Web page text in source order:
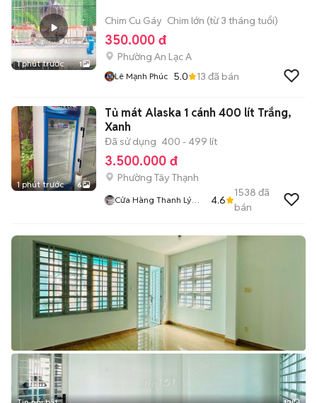
1 phút trước 1
Chim Cu Gáy Chim lớn (từ 3 tháng tuổi)
350.000 đ
Phường An Lạc A
Lê Mạnh Phúc 5.0 13 đã bán
1 phút trước 6
Tủ mát Alaska 1 cánh 400 lít Trắng,
Xanh
Đã sử dụng 400 - 499 lít
3.500.000 đ
Phường Tây Thạnh
Cửa Hàng Thanh Lý
4.6
1538 đã
bán